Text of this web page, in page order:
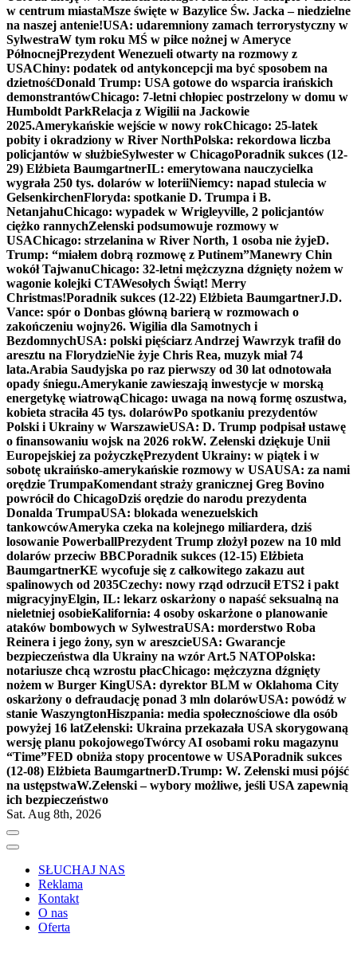
w centrum miastaMsze święte w Bazylice Św. Jacka – niedzielne
na naszej antenie!USA: udaremniony zamach terrorystyczny w
SylwestraW tym roku MŚ w piłce nożnej w Ameryce
PółnocnejPrezydent Wenezueli otwarty na rozmowy z
USAChiny: podatek od antykoncepcji ma być sposobem na
dzietnośćDonald Trump: USA gotowe do wsparcia irańskich
demonstrantówChicago: 7-letni chłopiec postrzelony w domu w
Humboldt ParkRelacja z Wigilii na Jackowie
2025.Amerykańskie wejście w nowy rokChicago: 25-latek
pobity i okradziony w River NorthPolska: rekordowa liczba
policjantów w służbieSylwester w ChicagoPoradnik sukces (12-
29) Elżbieta BaumgartnerIL: emerytowana nauczycielka
wygrała 250 tys. dolarów w loteriiNiemcy: napad stulecia w
GelsenkirchenFloryda: spotkanie D. Trumpa i B.
NetanjahuChicago: wypadek w Wrigleyville, 2 policjantów
ciężko rannychZełenski podsumowuje rozmowy w
USAChicago: strzelanina w River North, 1 osoba nie żyjeD.
Trump: “miałem dobrą rozmowę z Putinem”Manewry Chin
wokół TajwanuChicago: 32-letni mężczyzna dźgnięty nożem w
wagonie kolejki CTAWesołych Świąt! Merry
Christmas!Poradnik sukces (12-22) Elżbieta BaumgartnerJ.D.
Vance: spór o Donbas główną barierą w rozmowach o
zakończeniu wojny26. Wigilia dla Samotnych i
BezdomnychUSA: polski pięściarz Andrzej Wawrzyk trafił do
aresztu na FlorydzieNie żyje Chris Rea, muzyk miał 74
lata.Arabia Saudyjska po raz pierwszy od 30 lat odnotowała
opady śniegu.Amerykanie zawieszają inwestycje w morską
energetykę wiatrowąChicago: uwaga na nową formę oszustwa,
kobieta straciła 45 tys. dolarówPo spotkaniu prezydentów
Polski i Ukrainy w WarszawieUSA: D. Trump podpisał ustawę
o finansowaniu wojsk na 2026 rokW. Zełenski dziękuje Unii
Europejskiej za pożyczkęPrezydent Ukrainy: w piątek i w
sobotę ukraińsko-amerykańskie rozmowy w USAUSA: za nami
orędzie TrumpaKomendant straży granicznej Greg Bovino
powrócił do ChicagoDziś orędzie do narodu prezydenta
Donalda TrumpaUSA: blokada wenezuelskich
tankowcówAmeryka czeka na kolejnego miliardera, dziś
losowanie PowerballPrezydent Trump złożył pozew na 10 mld
dolarów przeciw BBCPoradnik sukces (12-15) Elżbieta
BaumgartnerKE wycofuje się z całkowitego zakazu aut
spalinowych od 2035Czechy: nowy rząd odrzucił ETS2 i pakt
migracyjnyElgin, IL: lekarz oskarżony o napaść seksualną na
nieletniej osobieKalifornia: 4 osoby oskarżone o planowanie
ataków bombowych w SylwestraUSA: morderstwo Roba
Reinera i jego żony, syn w areszcieUSA: Gwarancje
bezpieczeństwa dla Ukrainy na wzór Art.5 NATOPolska:
notariusze chcą wzrostu płacChicago: mężczyzna dźgnięty
nożem w Burger KingUSA: dyrektor BLM w Oklahoma City
oskarżony o defraudację ponad 3 mln dolarówUSA: powódź w
stanie WaszyngtonHiszpania: media społecznościowe dla osób
powyżej 16 latZełenski: Ukraina przekazała USA skorygowaną
wersję planu pokojowegoTwórcy AI osobami roku magazynu
“Time”FED obniża stopy procentowe w USAPoradnik sukces
(12-08) Elżbieta BaumgartnerD.Trump: W. Zełenski musi pójść
na ustępstwaW.Zełenski – wybory możliwe, jeśli USA zapewnią
ich bezpieczeństwo
Sat. Aug 8th, 2026
SŁUCHAJ NAS
Reklama
Kontakt
O nas
Oferta